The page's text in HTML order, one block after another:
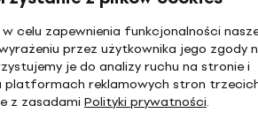
celu zapewnienia funkcjonalności
przez użytkownika jego zgody
je do analizy ruchu na stronie i
platformach reklamowych stron
z zasadami Polityki prywatności.